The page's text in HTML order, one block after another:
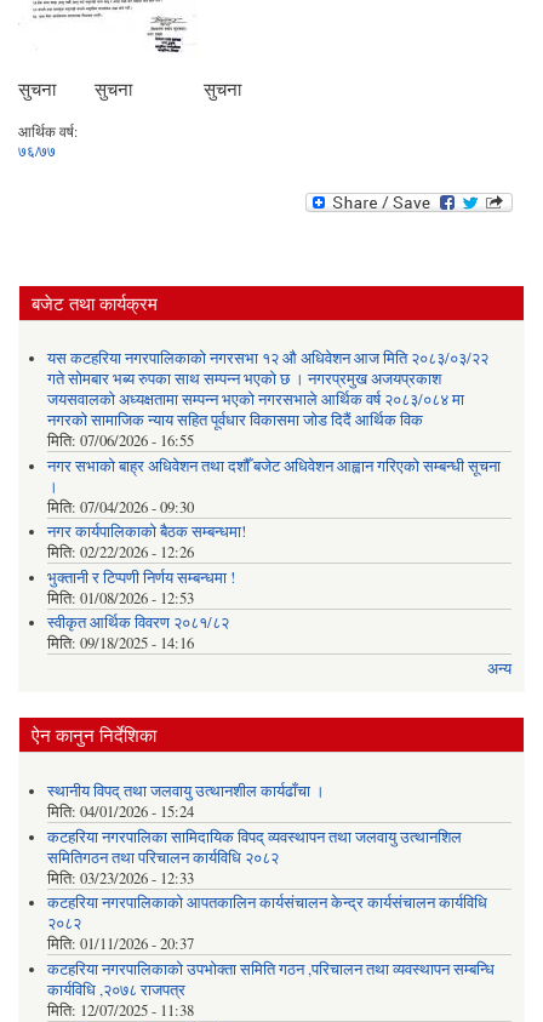
सुचना सुचना सुचना
आर्थिक वर्ष:
७६/७७
बजेट तथा कार्यक्रम
यस कटहरिया नगरपालिकाको नगरसभा १२ औ अधिवेशन आज मिति २०८३/०३/२२
गते सोमबार भब्य रुपका साथ सम्पन्न भएको छ । नगरप्रमुख अजयप्रकाश
जयसवालको अध्यक्षतामा सम्पन्न भएको नगरसभाले आर्थिक वर्ष २०८३/०८४ मा
नगरको सामाजिक न्याय सहित पूर्वधार विकासमा जोड दिदैं आर्थिक विक
मिति: 07/06/2026 - 16:55
नगर सभाको बाह्र अधिवेशन तथा दशौँ बजेट अधिवेशन आह्वान गरिएको सम्बन्धी सूचना
।
मिति: 07/04/2026 - 09:30
नगर कार्यपालिकाको बैठक सम्बन्धमा!
मिति: 02/22/2026 - 12:26
भुक्तानी र टिप्पणी निर्णय सम्बन्धमा !
मिति: 01/08/2026 - 12:53
स्वीकृत आर्थिक विवरण २०८१/८२
मिति: 09/18/2025 - 14:16
अन्य
ऐन कानुन निर्देशिका
स्थानीय विपद् तथा जलवायु उत्थानशील कार्यढाँचा ।
मिति: 04/01/2026 - 15:24
कटहरिया नगरपालिका सामिदायिक विपद् व्यवस्थापन तथा जलवायु उत्थानशिल
समितिगठन तथा परिचालन कार्यविधि २०८२
मिति: 03/23/2026 - 12:33
कटहरिया नगरपालिकाको आपतकालिन कार्यसंचालन केन्द्र कार्यसंचालन कार्यविधि
२०८२
मिति: 01/11/2026 - 20:37
कटहरिया नगरपालिकाको उपभोक्ता समिति गठन ,परिचालन तथा व्यवस्थापन सम्बन्धि
कार्यविधि ,२०७८ राजपत्र
मिति: 12/07/2025 - 11:38